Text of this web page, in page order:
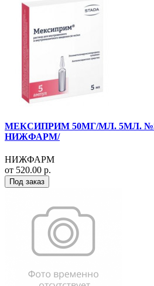
МЕКСИПРИМ 50МГ/МЛ. 5МЛ.
НИЖФАРМ/
НИЖФАРМ
от 520.00 р.
Под заказ